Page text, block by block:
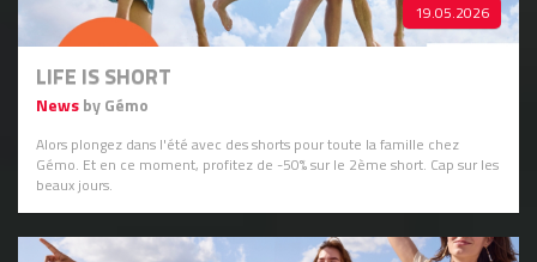
19.05.2026
LIFE IS SHORT
Newsby Gémo
Alors plongez dans l'été avec des shorts pour toute la famille chez
Gémo. Et en ce moment, profitez de -50% sur le 2ème short. Cap sur les
beaux jours.